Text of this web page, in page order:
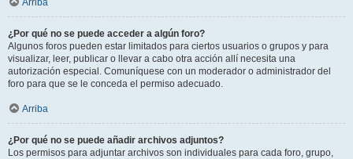
Arriba
¿Por qué no se puede acceder a algún foro?
Algunos foros pueden estar limitados para ciertos usuarios o grupos y para
visualizar, leer, publicar o llevar a cabo otra acción allí necesita una
autorización especial. Comuníquese con un moderador o administrador del
foro para que se le conceda el permiso adecuado.
Arriba
¿Por qué no se puede añadir archivos adjuntos?
Los permisos para adjuntar archivos son individuales para cada foro, grupo,